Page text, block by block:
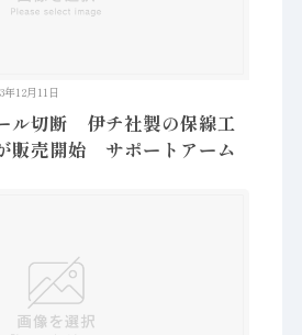
年12月11日
ル切断 伊チ社製の保線工
販売開始 サポートアーム